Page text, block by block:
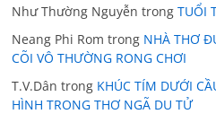
Như Thường Nguyễn trongTUỔI
Neang Phi Rom trong NHÀ THƠ
CÕI VÔ THƯỜNG RONG CHƠI
T.V.Dân trong KHÚC TÍM DƯỚI
HÌNH TRONG THƠ NGÃ DU TỬ